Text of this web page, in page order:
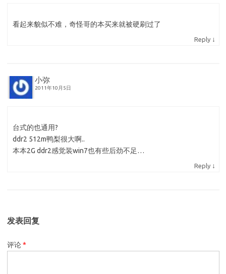
看起来貌似不难，奇怪哥的本买来就被硬刷过了
Reply ↓
小弥
2011年10月5日
台式的也通用?
ddr2 512m鸭梨很大啊..
本本2G ddr2感觉装win7也有些后劲不足…
Reply ↓
发表回复
评论*